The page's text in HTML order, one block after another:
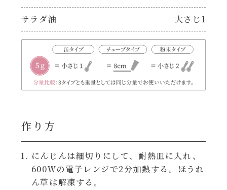
炊飯器
ホットプレート
お子さま
節分
ひなまつり
ハコネーゼ 海老クリーム
ハコネーゼ ボロネーゼ
ハコネーゼ ポルチーニ
ハコネーゼ イカスミ
ハコネーゼ ボンゴレ
サラダ油 大さじ1
作り方
にんじんは細切りにして、耐熱皿に入れ、
600Ｗの電子レンジで2分加熱する。ほうれ
ん草は解凍する。